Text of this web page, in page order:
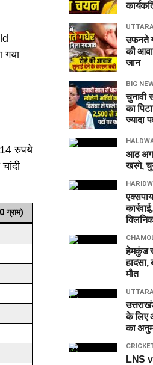
गया
रुपये
ग्राम)
उफनते
की
जान
BIG
चुनावी
का
ज्यादा
आठ
खरगे,
हेमकुंड
मौत
के लिए
का
LNS